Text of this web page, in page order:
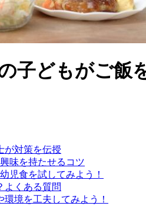
の子どもがご
が対策を伝授
味を持たせるコツ
児食を試してみよう！
よくある質問
境を工夫してみよう！